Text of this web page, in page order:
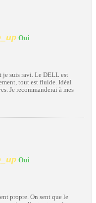
Oui
je suis ravi. Le DELL est
tout est fluide. Idéal
Je recommanderai à mes
Oui
propre. On sent que le